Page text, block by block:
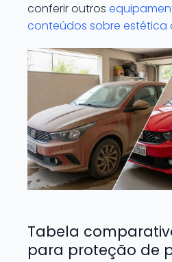
conferir outros
conteúdos sobre estética
Tabela
para proteção de